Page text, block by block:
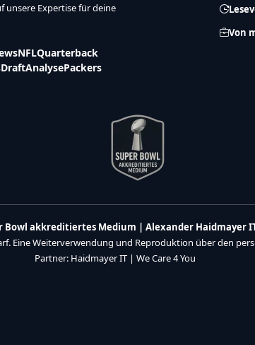
unsere Expertise für deine
NFLQuarterback
DraftAnalysePackers
Von
Bowl akkreditiertes Medium | Alexander Haidmayer
Eine Weiterverwendung und Reproduktion über den
Partner: Haidmayer IT | We Care 4 You